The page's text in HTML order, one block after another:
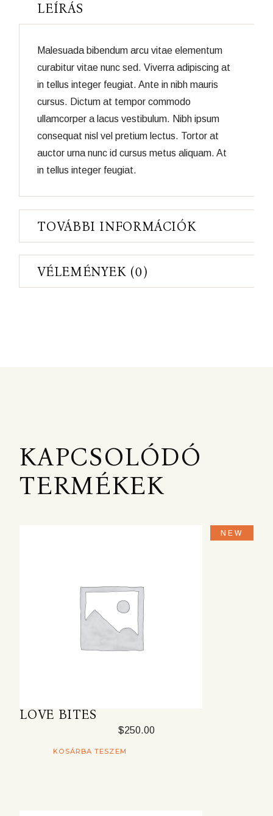
LEÍRÁS
Malesuada bibendum arcu vitae elementum
curabitur vitae nunc sed. Viverra adipiscing at
in tellus integer feugiat. Ante in nibh mauris
cursus. Dictum at tempor commodo
ullamcorper a lacus vestibulum. Nibh ipsum
consequat nisl vel pretium lectus. Tortor at
auctor urna nunc id cursus metus aliquam. At
in tellus integer feugiat.
TOVÁBBI INFORMÁCIÓK
VÉLEMÉNYEK (0)
KAPCSOLÓDÓ
TERMÉKEK
LOVE BITES
$250.00
KOSÁRBA TESZEM
NEW